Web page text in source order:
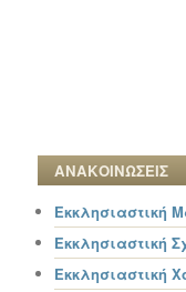
ΑΝΑΚΟΙΝΩΣΕΙΣ
Εκκλησιαστική
Εκκλησιαστική
Εκκλησιαστική